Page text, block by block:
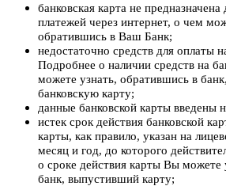
банковская карта не
платежей через интернет, о чем
обратившись в Ваш Банк;
недостаточно средств для оплаты
Подробнее о наличии средств на
можете узнать, обратившись в
банковскую карту;
данные банковской карты введены
истек срок действия банковской
карты, как правило, указан на
месяц и год, до которого
о сроке действия карты Вы можете
банк, выпустивший карту;